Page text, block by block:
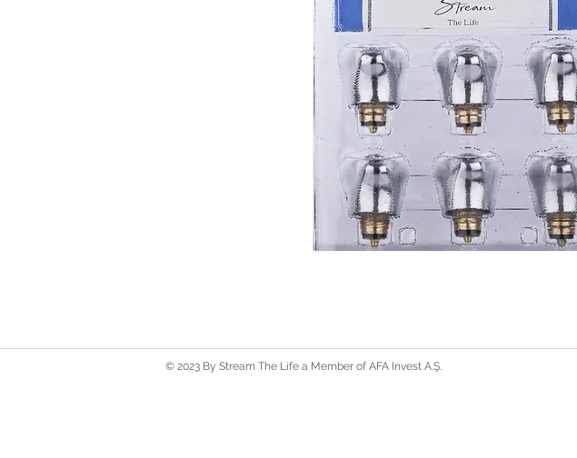
© 2023 By Stream The Life a Member of AFA Invest A.Ş.